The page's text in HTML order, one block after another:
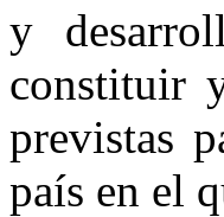
y
constituir
previstas
país en el